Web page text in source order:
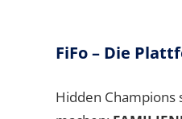
FiFo – Die
Hidden Champions